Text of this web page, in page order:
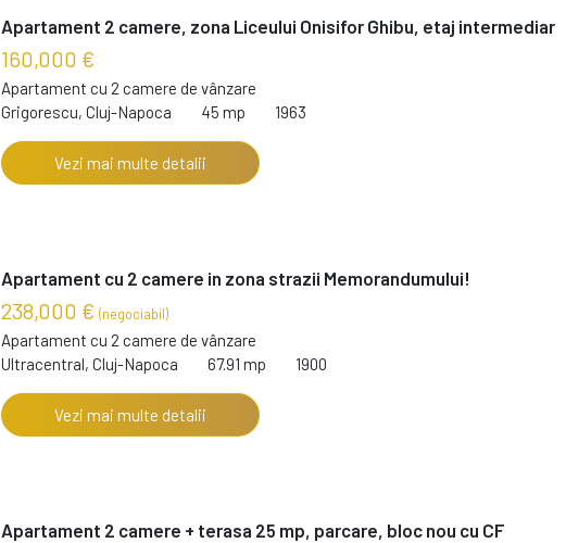
Apartament 2 camere, zona Liceului Onisifor Ghibu, etaj intermediar
160,000 €
Apartament cu 2 camere de vânzare
Grigorescu, Cluj-Napoca
45 mp 1963
Vezi mai multe detalii
Apartament cu 2 camere in zona strazii Memorandumului!
238,000 € (negociabil)
Apartament cu 2 camere de vânzare
Ultracentral, Cluj-Napoca
67.91 mp 1900
Vezi mai multe detalii
Apartament 2 camere + terasa 25 mp, parcare, bloc nou cu CF